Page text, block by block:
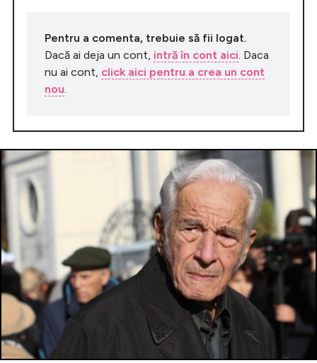
Pentru a comenta, trebuie să fii logat.
Dacă ai deja un cont, intră în cont aici . Daca
nu ai cont, click aici pentru a crea un cont
nou